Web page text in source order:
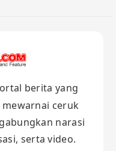
berita yang
ceruk
narasi
serta video.